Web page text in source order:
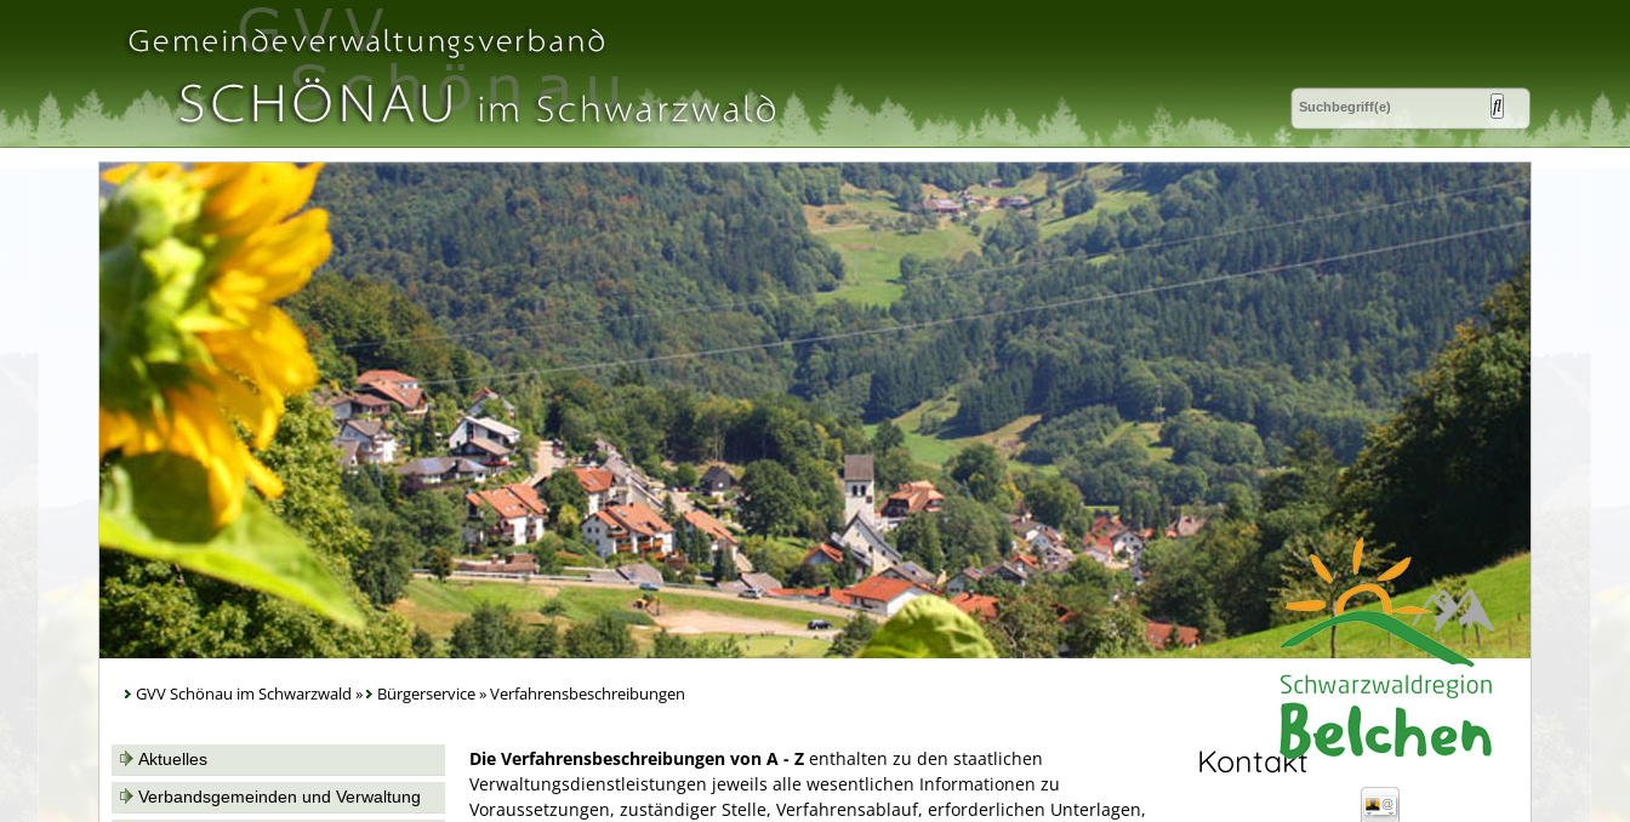
GVV Schönau im Schwarzwald » Bürgerservice»Verfahrensbeschreibungen
Aktuelles
Verbandsgemeinden und Verwaltung
Die Verfahrensbeschreibungen von A - Z enthalten zu den staatlichen
Verwaltungsdienstleistungen jeweils alle wesentlichen Informationen zu
Voraussetzungen, zuständiger Stelle, Verfahrensablauf, erforderlichen Unterlagen,
Kontakt